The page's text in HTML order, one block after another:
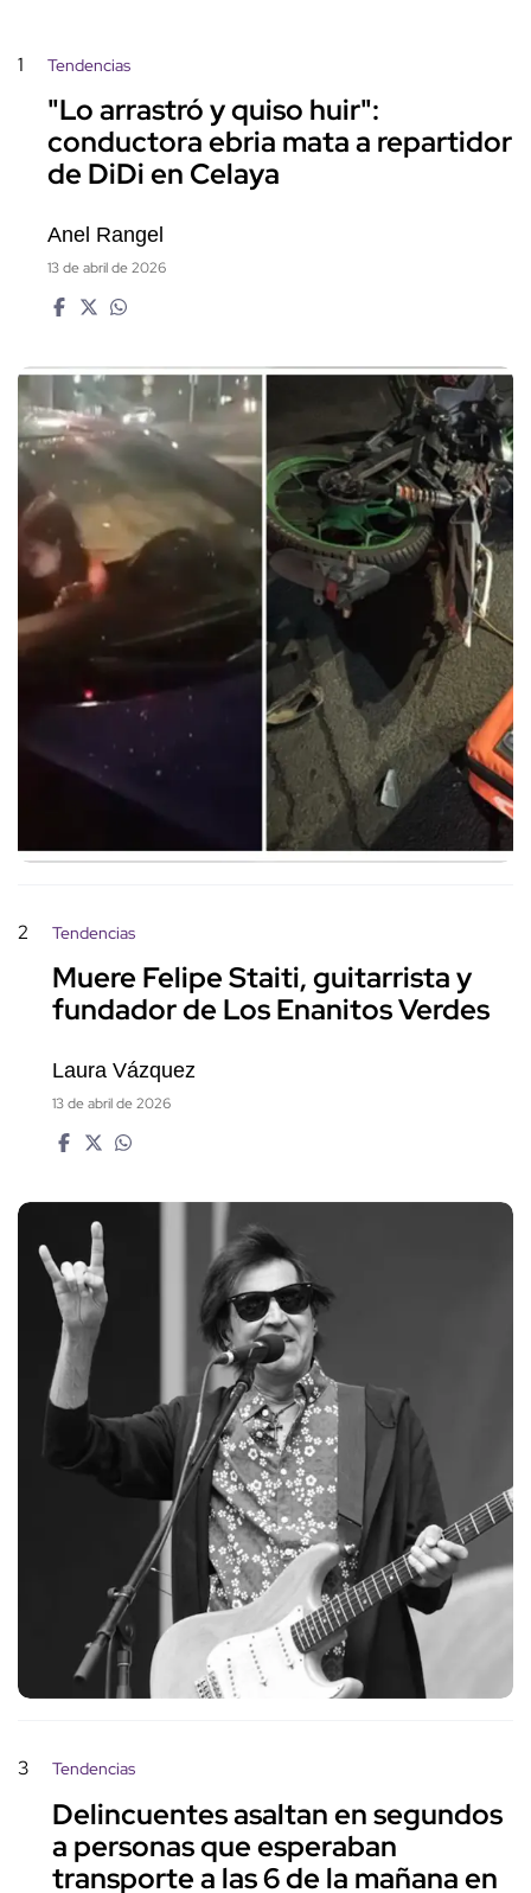
1 Tendencias
"Lo arrastró y quiso huir":
conductora ebria mata a repartidor
de DiDi en Celaya
Anel Rangel
13 de abril de 2026
2 Tendencias
Muere Felipe Staiti, guitarrista y
fundador de Los Enanitos Verdes
Laura Vázquez
13 de abril de 2026
3 Tendencias
Delincuentes asaltan en segundos
a personas que esperaban
transporte a las 6 de la mañana en